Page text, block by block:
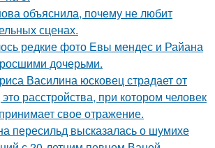
объяснила, почему не любит
сценах.
редкие фото Евы мендес и Райана
дочерьми.
Василина юсковец страдает от
расстройства, при котором человек
свое отражение.
пересильд высказалась о шумихе